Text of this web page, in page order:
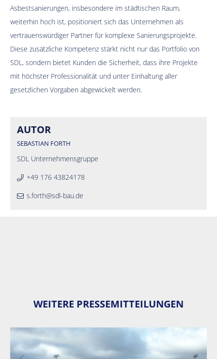
Asbestsanierungen, insbesondere im städtischen Raum,
weiterhin hoch ist, positioniert sich das Unternehmen als
vertrauenswürdiger Partner für komplexe Sanierungsprojekte.
Diese zusätzliche Kompetenz stärkt nicht nur das Portfolio von
SDL, sondern bietet Kunden die Sicherheit, dass ihre Projekte
mit höchster Professionalität und unter Einhaltung aller
gesetzlichen Vorgaben abgewickelt werden.
AUTOR
SEBASTIAN FORTH
SDL Unternehmensgruppe
+49 176 43824178
s.forth@sdl-bau.de
WEITERE PRESSEMITTEILUNGEN